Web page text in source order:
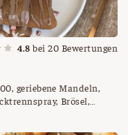
4.8 bei20 Bewertungen
geriebene Mandeln,
Brösel,